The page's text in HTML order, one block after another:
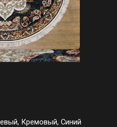
Кремовый, Синий